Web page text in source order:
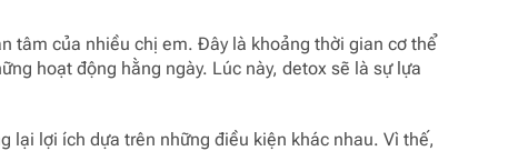
tâm của nhiều chị em. Đây là khoảng thời gian cơ thể
hoạt động hằng ngày. Lúc này, detox sẽ là sự lựa
lại lợi ích dựa trên những điều kiện khác nhau. Vì thế,